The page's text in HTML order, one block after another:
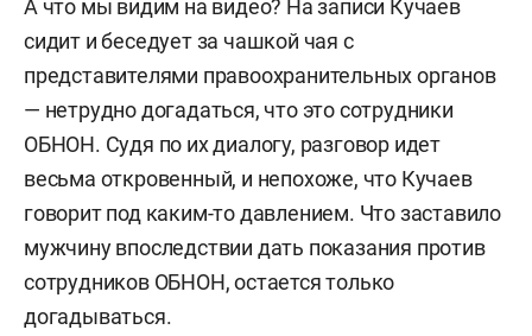
А что мы видим на видео? На записи Кучаев
сидит и беседует за чашкой чая с
представителями правоохранительных органов
— нетрудно догадаться, что это сотрудники
ОБНОН. Судя по их диалогу, разговор идет
весьма откровенный, и непохоже, что Кучаев
говорит под каким-то давлением. Что заставило
мужчину впоследствии дать показания против
сотрудников ОБНОН, остается только
догадываться.